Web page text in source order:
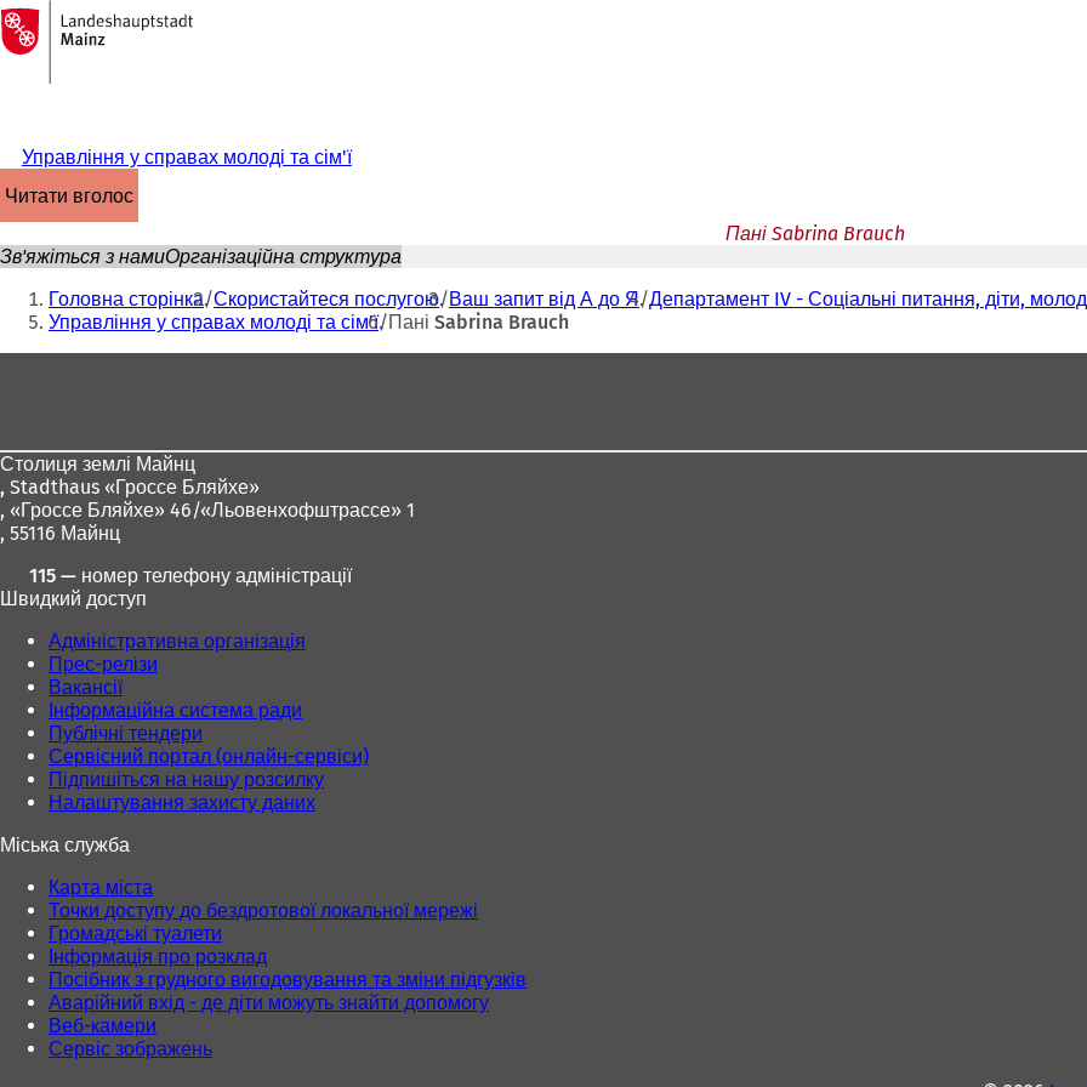
Перейти до змісту
На
головну
сторінку
Управління у справах молоді та сім'ї
читати вголос
Пані Sabrina Brauch
Зв'яжіться з намиОрганізаційна структура
Ти
тут:
Головна сторінка Скористайтеся послугою Ваш запит від А до Я Департамент IV - Соціальні питання, діти,
Управління у справах молоді та сім'ї Пані Sabrina Brauch
Столиця землі Майнц
, Stadthaus «Гроссе Бляйхе»
, «Гроссе Бляйхе» 46/«Льовенхофштрассе» 1
, 55116 Майнц
115 — номер телефону адміністрації
Швидкий доступ
Адміністративна організація
Прес-релізи
Вакансії
Інформаційна система ради
Публічні тендери
Сервісний портал (онлайн-сервіси)
Підпишіться на нашу розсилку
Налаштування захисту даних
Міська служба
Карта міста
Точки доступу до бездротової локальної мережі
Громадські туалети
Інформація про розклад
Посібник з грудного вигодовування та зміни підгузків
Аварійний вхід - де діти можуть знайти допомогу
Веб-камери
Сервіс зображень